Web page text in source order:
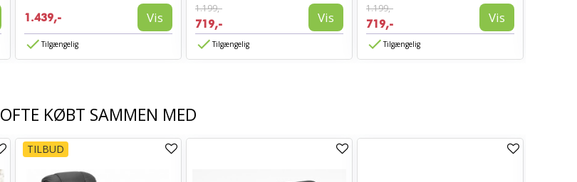
1.439,- Vis
Tilgængelig
1.199,-
719,- Vis
Tilgængelig
1.199,-
719,- Vis
Tilgængelig
OFTE KØBT SAMMEN MED
TILBUD